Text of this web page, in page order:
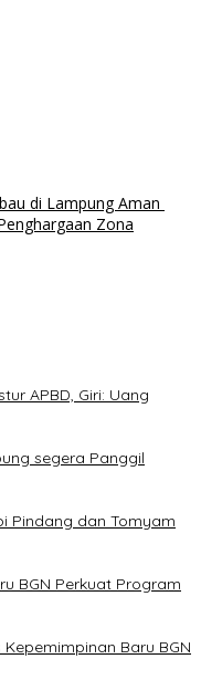
di Lampung Aman
Zona
APBD, Giri: Uang
segera Panggil
Pindang dan Tomyam
BGN Perkuat Program
Baru BGN